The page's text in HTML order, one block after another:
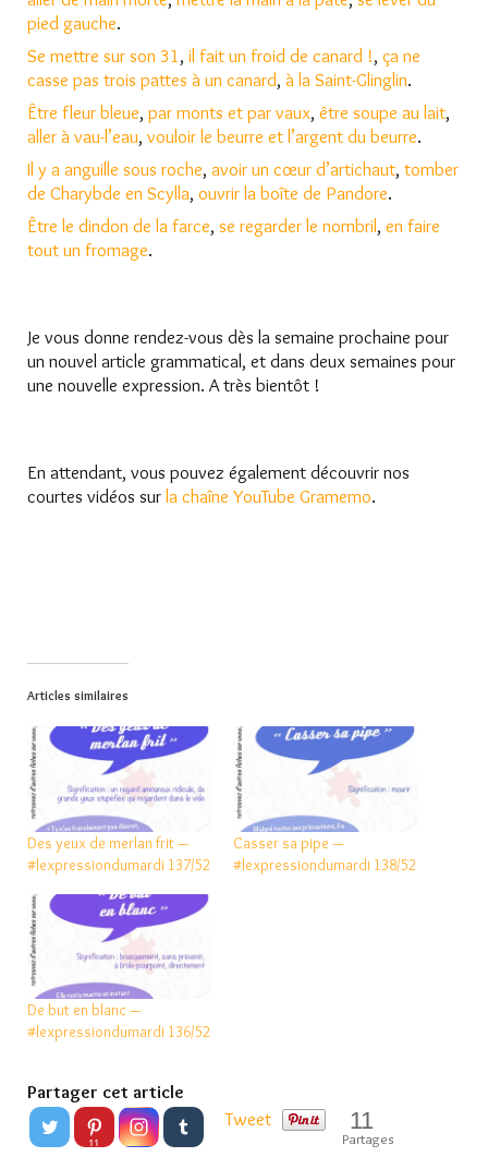
pied gauche.
Se mettre sur son 31, il fait un froid de canard !, ça ne
casse pas trois pattes à un canard, à la Saint-Glinglin.
Être fleur bleue, par monts et par vaux, être soupe au lait,
aller à vau-l’eau, vouloir le beurre et l’argent du beurre.
Il y a anguille sous roche, avoir un cœur d’artichaut, tomber
de Charybde en Scylla, ouvrir la boîte de Pandore.
Être le dindon de la farce, se regarder le nombril, en faire
tout un fromage.
Je vous donne rendez-vous dès la semaine prochaine pour
un nouvel article grammatical, et dans deux semaines pour
une nouvelle expression. A très bientôt !
En attendant, vous pouvez également découvrir nos
courtes vidéos sur la chaîne YouTube Gramemo.
Articles similaires
Des yeux de merlan frit —
#lexpressiondumardi 137/52
Casser sa pipe —
#lexpressiondumardi 138/52
De but en blanc —
#lexpressiondumardi 136/52
Partager cet article
11
Tweet 11
Partages